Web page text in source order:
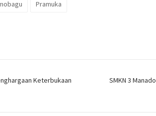
Pramuka
Keterbukaan
SMKN 3